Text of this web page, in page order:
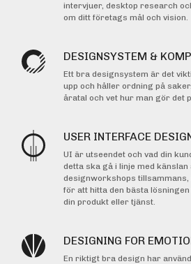
intervjuer, desktop research
om ditt företags mål och vision.
DESIGNSYSTEM &
Ett bra designsystem är det
upp och håller ordning på
åratal och vet hur man gör det
USER INTERFACE
UI är utseendet och vad din
detta ska gå i linje med
designworkshops
för att hitta den bästa
din produkt eller tjänst.
DESIGNING FOR
En riktigt bra design har